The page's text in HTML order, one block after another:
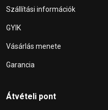
Szállítási információk
GYIK
Vásárlás menete
Garancia
Átvételi pont